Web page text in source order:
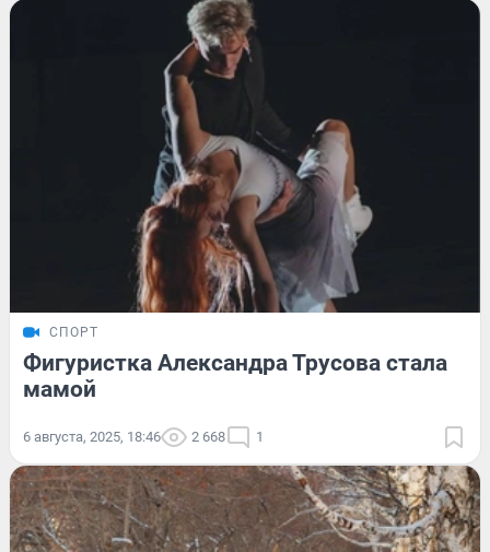
СПОРТ
Фигуристка Александра Трусова стала
мамой
6 августа, 2025, 18:46 2 668 1